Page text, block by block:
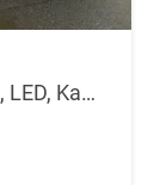
ST-Line 1.5 EcoBoost ST-Line, Navi, LED, Kamera, Winter, FS beheizbar